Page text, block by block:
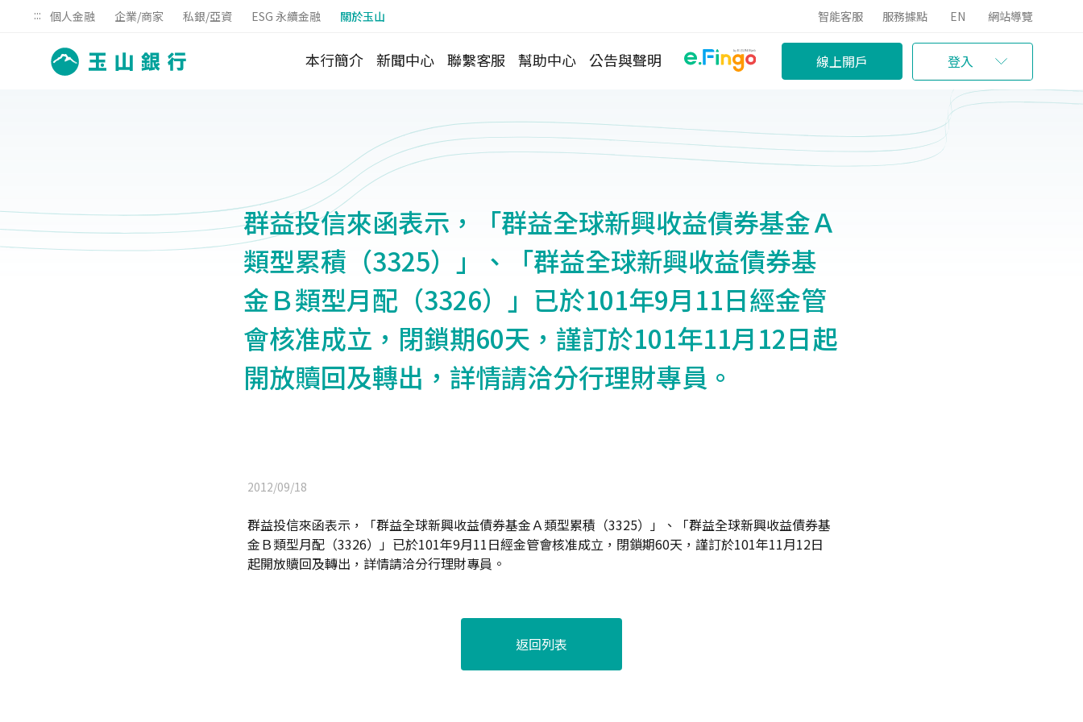
::: 個人金融 企業/商家 私銀/亞資 ESG 永續金融 關於玉山 智能客服 服務據點 EN 網站導覽
本行簡介 新聞中心 聯繫客服 幫助中心 公告與聲明 線上開戶 登入
群益投信來函表示，「群益全球新興收益債券基金Ａ
類型累積（3325）」、「群益全球新興收益債券基
金Ｂ類型月配（3326）」已於101年9月11日經金管
會核准成立，閉鎖期60天，謹訂於101年11月12日起
開放贖回及轉出，詳情請洽分行理財專員。
2012/09/18
群益投信來函表示，「群益全球新興收益債券基金Ａ類型累積（3325）」、「群益全球新興收益債券基
金Ｂ類型月配（3326）」已於101年9月11日經金管會核准成立，閉鎖期60天，謹訂於101年11月12日
起開放贖回及轉出，詳情請洽分行理財專員。
返回列表